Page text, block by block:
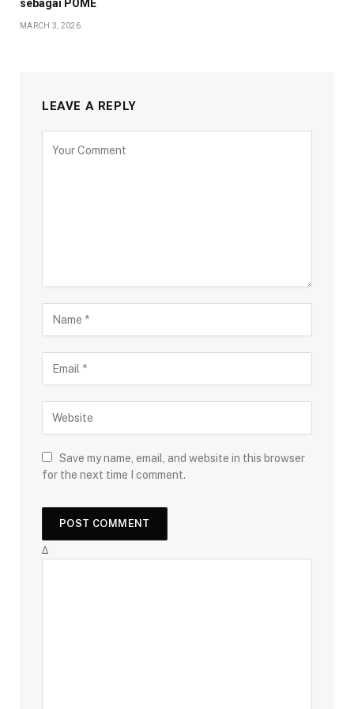
sebagai POME
MARCH 3, 2026
LEAVE A REPLY
Save my name, email, and website in this browser
for the next time I comment.
Δ